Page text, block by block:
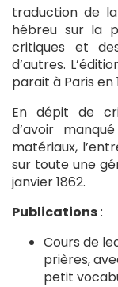
traduction de
hébreu sur la
critiques et
d’autres.
parait à Paris en
En dépit de
d’avoir
matériaux,
sur toute une
janvier 1862.
Publications:
Cours de
prières,
petit